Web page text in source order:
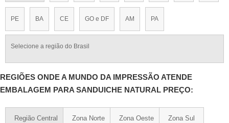
PE BA CE GO e DF AM PA
Selecione a região do Brasil
REGIÕES ONDE A MUNDO DA IMPRESSÃO ATENDE
EMBALAGEM PARA SANDUICHE NATURAL PREÇO:
Região Central Zona Norte Zona Oeste Zona Sul